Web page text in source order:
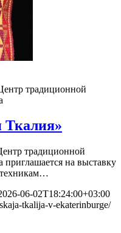
традиционной
Ткалия»
традиционной
приглашается на выставку
техникам…
06-02T18:24:00+03:00
tkalija-v-ekaterinburge/